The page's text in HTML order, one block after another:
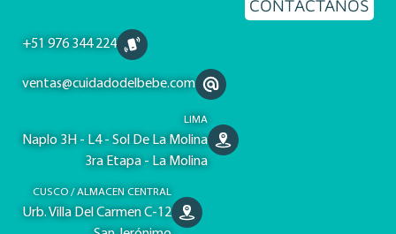
CONTÁCTANOS
+51 976 344 224
ventas@cuidadodelbebe.com
LIMA
Naplo 3H - L4 - Sol De La Molina
3ra Etapa - La Molina
CUSCO / ALMACEN CENTRAL
Urb. Villa Del Carmen C-12